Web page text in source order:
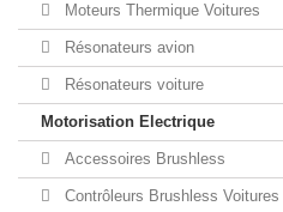
Moteurs Thermique Voitures
Résonateurs avion
Résonateurs voiture
Motorisation Electrique
Accessoires Brushless
Contrôleurs Brushless Voitures